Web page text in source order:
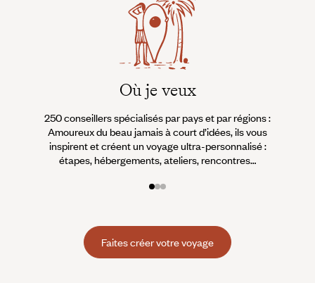
Où je veux
250 conseillers spécialisés par pays et par régions :
Amoureux du beau jamais à court d’idées, ils vous
inspirent et créent un voyage ultra-personnalisé :
étapes, hébergements, ateliers, rencontres…
Faites créer votre voyage